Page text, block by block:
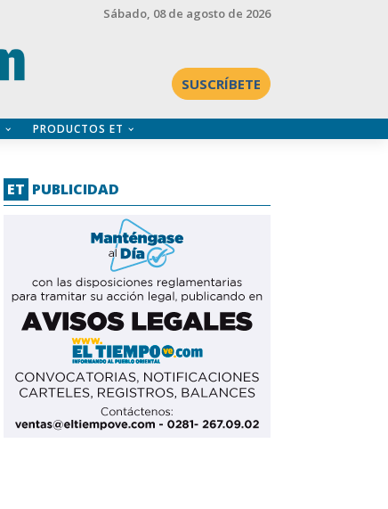
Sábado, 08 de agosto de 2026
SUSCRÍBETE
PRODUCTOS ET
ET PUBLICIDAD